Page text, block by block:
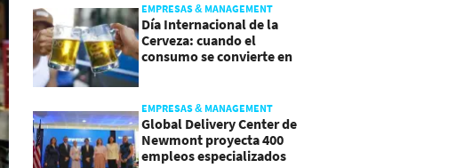
EMPRESAS & MANAGEMENT
Día Internacional de la
Cerveza: cuando el
consumo se convierte en
EMPRESAS & MANAGEMENT
Global Delivery Center de
Newmont proyecta 400
empleos especializados